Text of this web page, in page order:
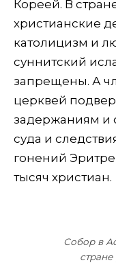
Кореей. В
христианские
католицизм и
суннитский
запрещены. А
церквей
задержаниям и
суда и
гонений
тысяч христиан.
Собор в